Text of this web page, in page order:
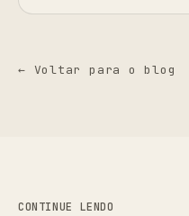
← Voltar para o blog
CONTINUE LENDO